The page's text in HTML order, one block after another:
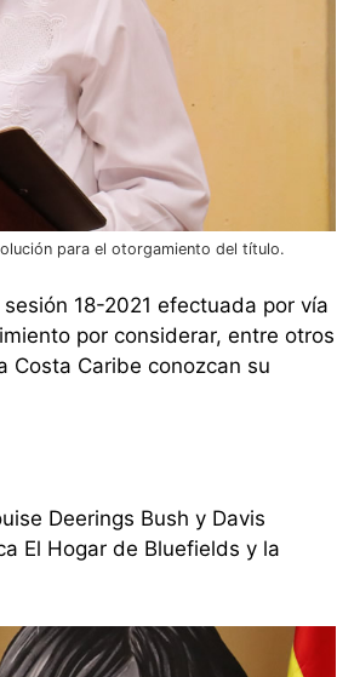
para el otorgamiento del título.
18-2021 efectuada por vía
por considerar, entre otros
Costa Caribe conozcan su
Deerings Bush y Davis
El Hogar de Bluefields y la